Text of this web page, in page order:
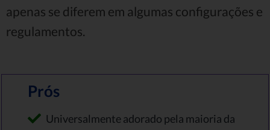
apenas se diferem em algumas configurações e
regulamentos.
Prós
Universalmente adorado pela maioria da